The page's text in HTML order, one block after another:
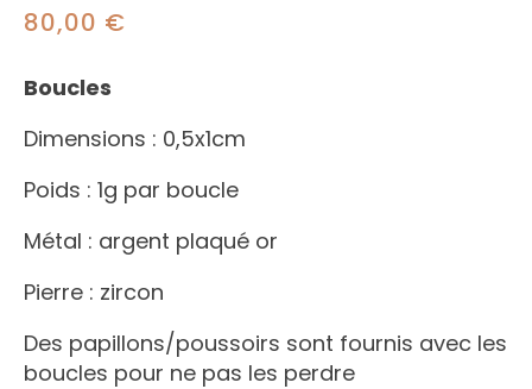
80,00 €
Boucles
Dimensions : 0,5x1cm
Poids : 1g par boucle
Métal : argent plaqué or
Pierre : zircon
Des papillons/poussoirs sont fournis avec les
boucles pour ne pas les perdre